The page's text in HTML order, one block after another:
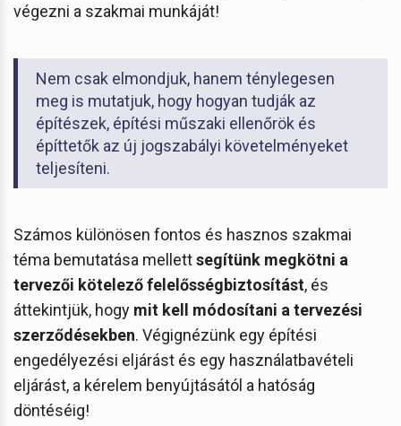
végezni a szakmai munkáját!
Nem csak elmondjuk, hanem ténylegesen
meg is mutatjuk, hogy hogyan tudják az
építészek, építési műszaki ellenőrök és
építtetők az új jogszabályi követelményeket
teljesíteni.
Számos különösen fontos és hasznos szakmai
téma bemutatása mellettsegítünk megkötni a
tervezői kötelező felelősségbiztosítást, és
áttekintjük, hogy mit kell módosítani a tervezési
szerződésekben. Végignézünk egy építési
engedélyezési eljárást és egy használatbavételi
eljárást, a kérelem benyújtásától a hatóság
döntéséig!